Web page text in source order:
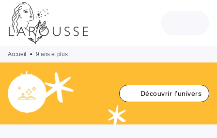
MENU
PIED DE PAGE
Accueil • 9 ans et plus
Découvrir l'univers